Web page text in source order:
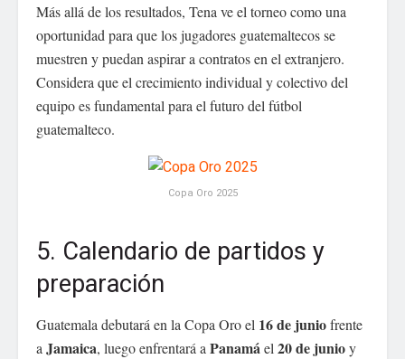
Más allá de los resultados, Tena ve el torneo como una
oportunidad para que los jugadores guatemaltecos se
muestren y puedan aspirar a contratos en el extranjero.
Considera que el crecimiento individual y colectivo del
equipo es fundamental para el futuro del fútbol
guatemalteco.
Copa Oro 2025
5. Calendario de partidos y
preparación
Guatemala debutará en la Copa Oro el 16 de juniofrente
a Jamaica, luego enfrentará a Panamáel 20 de junioy